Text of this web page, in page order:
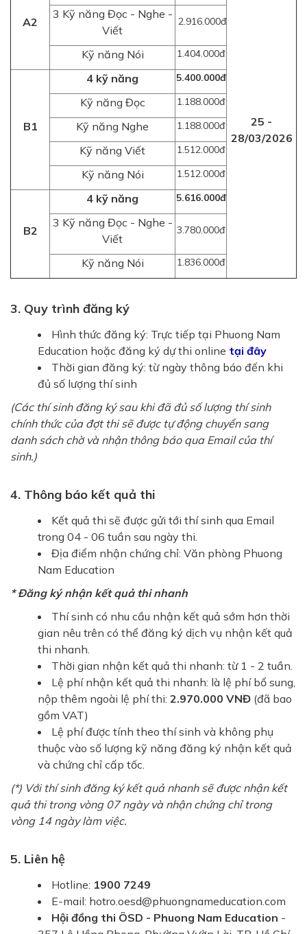
A2
25 -
28/03/2026
3 Kỹ năng Đọc - Nghe -
Viết
2.916.000đ
Kỹ năng Nói 1.404.000đ
B1
4 kỹ năng 5.400.000đ
Kỹ năng Đọc 1.188.000đ
Kỹ năng Nghe 1.188.000đ
Kỹ năng Viết 1.512.000đ
Kỹ năng Nói 1.512.000đ
B2
4 kỹ năng 5.616.000đ
3 Kỹ năng Đọc - Nghe -
Viết
3.780.000đ
Kỹ năng Nói 1.836.000đ
3. Quy trình đăng ký
Hình thức đăng ký: Trực tiếp tại Phuong Nam
Education hoặc đăng ký dự thi online tại đây
Thời gian đăng ký: từ ngày thông báo đến khi
đủ số lượng thí sinh
(Các thí sinh đăng ký sau khi đã đủ số lượng thí sinh
chính thức của đợt thi sẽ được tự động chuyển sang
danh sách chờ và nhận thông báo qua Email của thí
sinh.)
4. Thông báo kết quả thi
Kết quả thi sẽ được gửi tới thí sinh qua Email
trong 04 - 06 tuần sau ngày thi.
Địa điểm nhận chứng chỉ: Văn phòng Phuong
Nam Education
* Đăng ký nhận kết quả thi nhanh
Thí sinh có nhu cầu nhận kết quả sớm hơn thời
gian nêu trên có thể đăng ký dịch vụ nhận kết quả
thi nhanh.
Thời gian nhận kết quả thi nhanh: từ 1 - 2 tuần.
Lệ phí nhận kết quả thi nhanh: là lệ phí bổ sung,
nộp thêm ngoài lệ phí thi: 2.970.000 VNĐ (đã bao
gồm VAT)
Lệ phí được tính theo thí sinh và không phụ
thuộc vào số lượng kỹ năng đăng ký nhận kết quả
và chứng chỉ cấp tốc.
​(*) Với thí sinh đăng ký kết quả nhanh sẽ được nhận kết
quả thi trong vòng 07 ngày và nhận chứng chỉ trong
vòng 14 ngày làm việc.
5. Liên hệ
Hotline: 1900 7249
E-mail: hotro.oesd@phuongnameducation.com
Hội đồng thi ÖSD - Phuong Nam Education -